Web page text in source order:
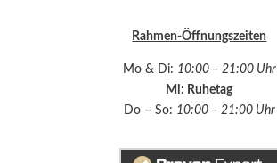
Rahmen-Öffnungszeiten
Mo & Di: 10:00 – 21:00 Uhr
Mi: Ruhetag
Do – So: 10:00 – 21:00 Uhr